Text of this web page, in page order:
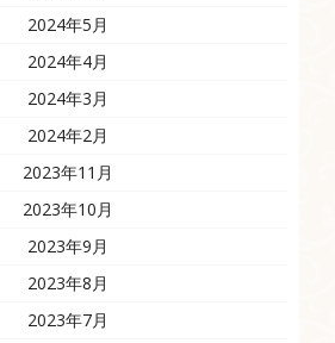
2024年5月
2024年4月
2024年3月
2024年2月
2023年11月
2023年10月
2023年9月
2023年8月
2023年7月